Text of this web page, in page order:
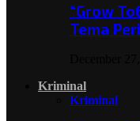
“Grow
Tema
Kriminal
Kriminal